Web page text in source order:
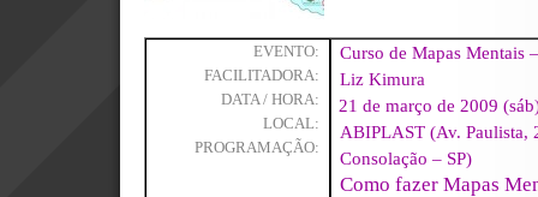
EVENTO:
FACILITADORA:
DATA / HORA:
LOCAL:
PROGRAMAÇÃO:
Curso de Mapas Mentais
Liz Kimura
21 de março de 2009
ABIPLAST (Av. Paulista,
Consolação – SP)
Como fazer Mapas